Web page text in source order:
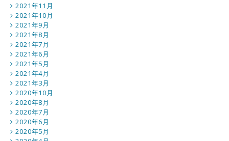
2021年11月
2021年10月
2021年9月
2021年8月
2021年7月
2021年6月
2021年5月
2021年4月
2021年3月
2020年10月
2020年8月
2020年7月
2020年6月
2020年5月